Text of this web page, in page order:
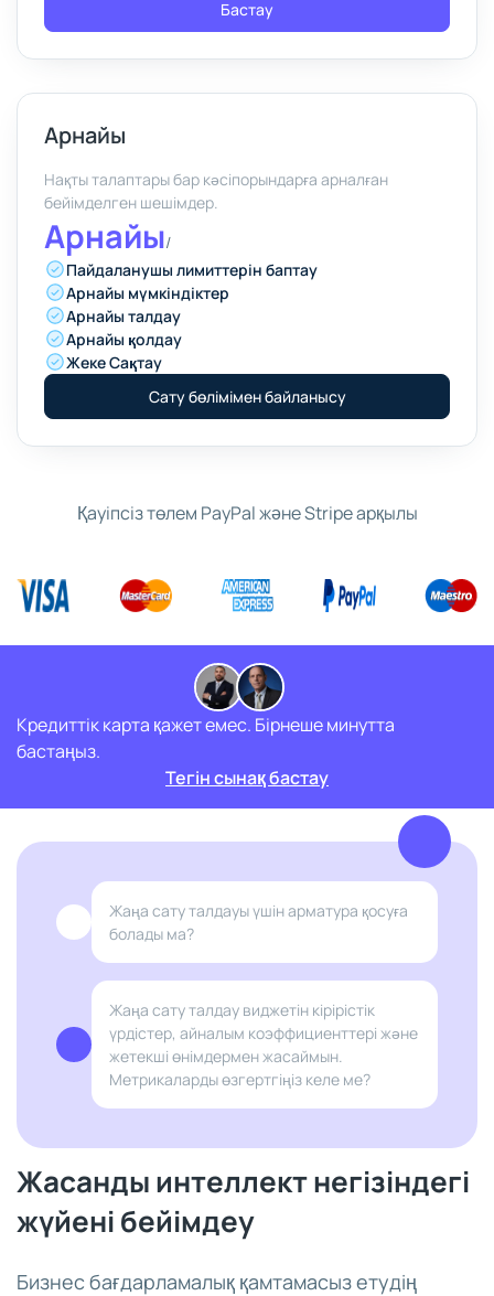
Бастау
Арнайы
Нақты талаптары бар кәсіпорындарға арналған
бейімделген шешімдер.
Арнайы/
Пайдаланушы лимиттерін баптау
Арнайы мүмкіндіктер
Арнайы талдау
Арнайы қолдау
Жеке Сақтау
Сату бөлімімен байланысу
Қауіпсіз төлем PayPal және Stripe арқылы
Кредиттік карта қажет емес. Бірнеше минутта
бастаңыз.
Тегін сынақ бастау
Жаңа сату талдауы үшін арматура қосуға
болады ма?
Жаңа сату талдау виджетін кірірістік
үрдістер, айналым коэффициенттері және
жетекші өнімдермен жасаймын.
Метрикаларды өзгертгіңіз келе ме?
Жасанды интеллект негізіндегі
жүйені бейімдеу
Бизнес бағдарламалық қамтамасыз етудің